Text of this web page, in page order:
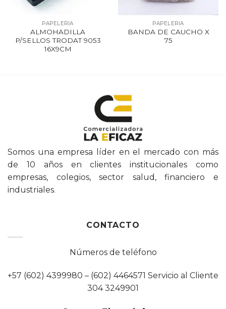
PAPELERIA
ALMOHADILLA
P/SELLOS TRODAT 9053
16X9CM
PAPELERIA
BANDA DE CAUCHO X
75
Somos una empresa líder en el mercado con más
de 10 años en clientes institucionales como
empresas, colegios, sector salud, financiero e
industriales.
CONTACTO
Números de teléfono
+57 (602) 4399980 – (602) 4464571 Servicio al Cliente
304 3249901